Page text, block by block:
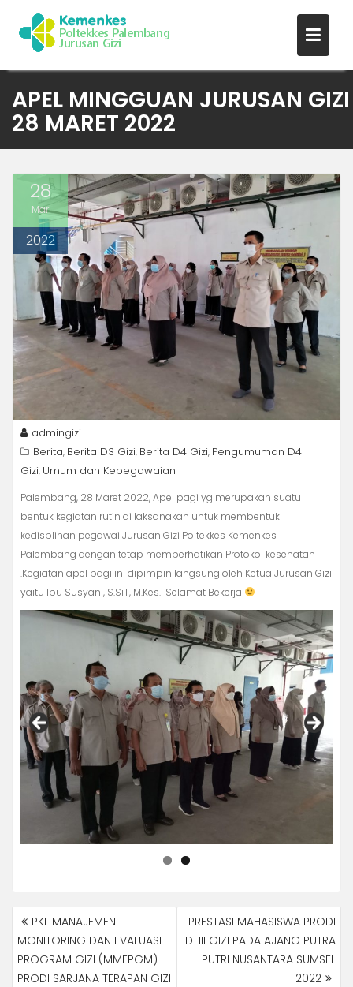
content
APEL MINGGUAN JURUSAN GIZI
28 MARET 2022
28
Mar
2022
admingizi
Berita, Berita D3 Gizi, Berita D4 Gizi, Pengumuman D4
Gizi, Umum dan Kepegawaian
Palembang, 28 Maret 2022, Apel pagi yg merupakan suatu
bentuk kegiatan rutin di laksanakan untuk membentuk
kedisplinan pegawai Jurusan Gizi Poltekkes Kemenkes
Palembang dengan tetap memperhatikan Protokol kesehatan
.Kegiatan apel pagi ini dipimpin langsung oleh Ketua Jurusan Gizi
yaitu Ibu Susyani, S.SiT, M.Kes. Selamat Bekerja
NAVIGASI
POSPKL MANAJEMEN
MONITORING DAN EVALUASI
PROGRAM GIZI (MMEPGM)
PRODI SARJANA TERAPAN GIZI
PRESTASI MAHASISWA PRODI
D-III GIZI PADA AJANG PUTRA
PUTRI NUSANTARA SUMSEL
2022